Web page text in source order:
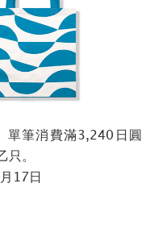
單筆消費滿3,240日圓
只。
17日